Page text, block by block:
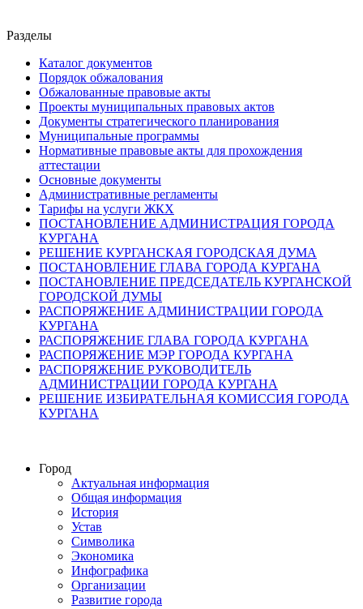
Разделы
Каталог документов
Порядок обжалования
Обжалованные правовые акты
Проекты муниципальных правовых актов
Документы стратегического планирования
Муниципальные программы
Нормативные правовые акты для прохождения
аттестации
Основные документы
Административные регламенты
Тарифы на услуги ЖКХ
ПОСТАНОВЛЕНИЕ АДМИНИСТРАЦИЯ ГОРОДА
КУРГАНА
РЕШЕНИЕ КУРГАНСКАЯ ГОРОДСКАЯ ДУМА
ПОСТАНОВЛЕНИЕ ГЛАВА ГОРОДА КУРГАНА
ПОСТАНОВЛЕНИЕ ПРЕДСЕДАТЕЛЬ КУРГАНСКОЙ
ГОРОДСКОЙ ДУМЫ
РАСПОРЯЖЕНИЕ АДМИНИСТРАЦИИ ГОРОДА
КУРГАНА
РАСПОРЯЖЕНИЕ ГЛАВА ГОРОДА КУРГАНА
РАСПОРЯЖЕНИЕ МЭР ГОРОДА КУРГАНА
РАСПОРЯЖЕНИЕ РУКОВОДИТЕЛЬ
АДМИНИСТРАЦИИ ГОРОДА КУРГАНА
РЕШЕНИЕ ИЗБИРАТЕЛЬНАЯ КОМИССИЯ ГОРОДА
КУРГАНА
Город
Актуальная информация
Общая информация
История
Устав
Символика
Экономика
Инфографика
Организации
Развитие города